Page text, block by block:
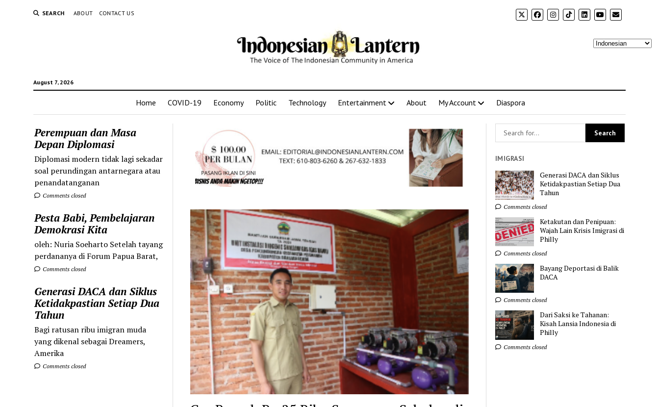
SEARCH ABOUT CONTACT US
August 7, 2026
Home COVID-19 Economy Politic Technology Entertainment About My Account Diaspora
Perempuan dan Masa
Depan Diplomasi
Diplomasi modern tidak lagi sekadar
soal perundingan antarnegara atau
penandatanganan
Comments closed
Pesta Babi, Pembelajaran
Demokrasi Kita
oleh: Nuria Soeharto Setelah tayang
perdananya di Forum Papua Barat,
Comments closed
Generasi DACA dan Siklus
Ketidakpastian Setiap Dua
Tahun
Bagi ratusan ribu imigran muda
yang dikenal sebagai Dreamers,
Amerika
Comments closed
IMIGRASI
Generasi DACA dan Siklus
Ketidakpastian Setiap Dua
Tahun
Comments closed
Ketakutan dan Penipuan:
Wajah Lain Krisis Imigrasi di
Philly
Comments closed
Bayang Deportasi di Balik
DACA
Comments closed
Dari Saksi ke Tahanan:
Kisah Lansia Indonesia di
Philly
Comments closed